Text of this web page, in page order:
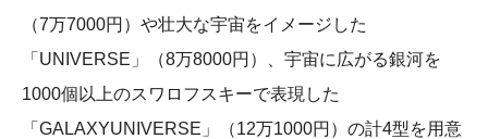
（7万7000円）や壮大な宇宙をイメージした
「UNIVERSE」（8万8000円）、宇宙に広がる銀河を
1000個以上のスワロフスキーで表現した
「GALAXYUNIVERSE」（12万1000円）の計4型を用意